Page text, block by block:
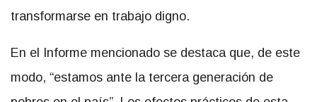
transformarse en trabajo digno.
En el Informe mencionado se destaca que, de este
modo, “estamos ante la tercera generación de